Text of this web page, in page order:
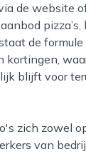
de website
de
kortingen,
blijft voor
van